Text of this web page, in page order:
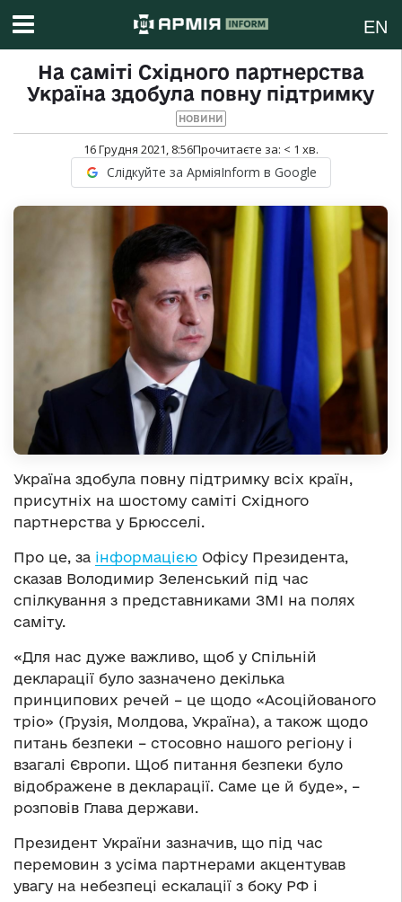
EN
На саміті Східного партнерства
Україна здобула повну підтримку
НОВИНИ
16 Грудня 2021, 8:56Прочитаєте за: < 1 хв.
Слідкуйте за АрміяInform в Google
Україна здобула повну підтримку всіх країн,
присутніх на шостому саміті Східного
партнерства у Брюсселі.
Про це, за інформацією Офісу Президента,
сказав Володимир Зеленський під час
спілкування з представниками ЗМІ на полях
саміту.
«Для нас дуже важливо, щоб у Спільній
декларації було зазначено декілька
принципових речей – це щодо «Асоційованого
тріо» (Грузія, Молдова, Україна), а також щодо
питань безпеки – стосовно нашого регіону і
взагалі Європи. Щоб питання безпеки було
відображене в декларації. Саме це й буде», –
розповів Глава держави.
Президент України зазначив, що під час
перемовин з усіма партнерами акцентував
увагу на небезпеці ескалації з боку РФ і